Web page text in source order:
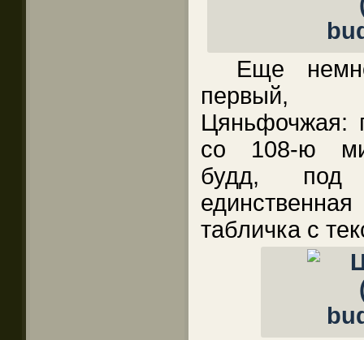
Еще
первый,
Цяньфочжая:
со 108-ю
будд, под
табличка с